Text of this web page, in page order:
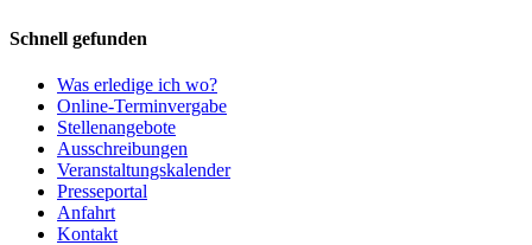
Schnell gefunden
Was erledige ich wo?
Online-Terminvergabe
Stellenangebote
Ausschreibungen
Veranstaltungskalender
Presseportal
Anfahrt
Kontakt